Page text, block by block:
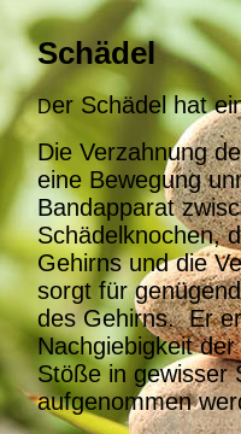
Schädel
Der Schädel hat
Die Verzahnung
eine Bewegung
Bandapparat
Schädelknochen,
Gehirns und die
sorgt für
des Gehirns. Er
Nachgiebigkeit
Stöße in gewisser
aufgenommen